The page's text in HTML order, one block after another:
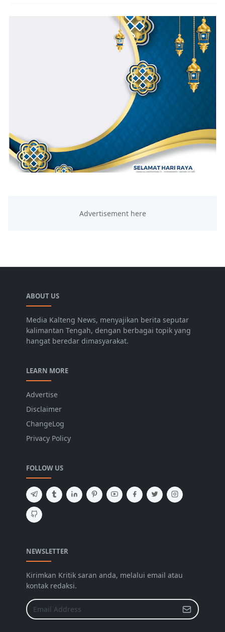
ABOUT US
Media Kalteng News, menyajikan berita seputar
kalimantan Tengah, dengan berbagai topik yang
hangat beredar dimasyarakat.
LEARN MORE
Advertise
Disclaimer
ChangeLog
Privacy Policy
FOLLOW US
NEWSLETTER
Kirimkan Kritik saran anda, melalui email atau
kontak redaksi.